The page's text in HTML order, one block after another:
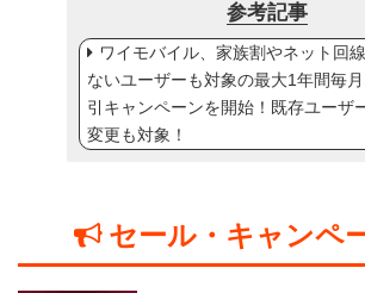
参考記事
ワイモバイル、家族割やネット回
ないユーザーも対象の最大1年間毎
引キャンペーンを開始！既存ユーザ
変更も対象！
セール・キャンペ